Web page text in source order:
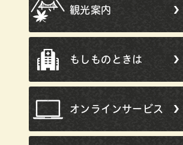
観光案内
もしものときは
オンラインサービス